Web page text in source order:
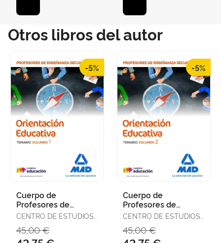
Otros libros del autor
-5%
Cuerpo de
Profesores de
Enseñanza
Orientación
CENTRO DE ESTUDIOS
45,00 €
-5%
Cuerpo de
Profesores de
Enseñanza
Orientación
CENTRO DE ESTUDIOS
45,00 €